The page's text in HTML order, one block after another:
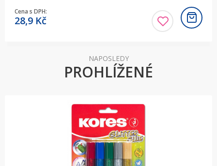
Cena s DPH:
28,9 Kč
NAPOSLEDY
PROHLÍŽENÉ